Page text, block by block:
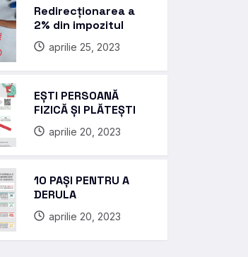
Redirecționarea a
2% din impozitul
aprilie 25, 2023
EȘTI PERSOANĂ
FIZICĂ ȘI PLĂTEȘTI
aprilie 20, 2023
10 PAȘI PENTRU A
DERULA
aprilie 20, 2023